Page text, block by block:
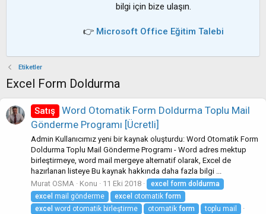
bilgi için bize ulaşın.
👉 Microsoft Office Eğitim Talebi
Etiketler
Excel Form Doldurma
Satış
Word Otomatik Form Doldurma Toplu Mail
Gönderme Programı [Ücretli]
Admin Kullanıcımız yeni bir kaynak oluşturdu: Word Otomatik Form
Doldurma Toplu Mail Gönderme Programı - Word adres mektup
birleştirmeye, word mail mergeye alternatif olarak, Excel de
hazırlanan listeye Bu kaynak hakkında daha fazla bilgi ...
Murat OSMA
Konu 11 Eki 2018 excel form doldurma
excel mail gönderme excel otomatik form
excel word otomatik birleştirme otomatik form toplu mail